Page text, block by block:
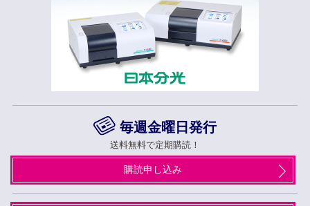
毎週金曜日発行
送料無料で定期購読！
購読申し込み